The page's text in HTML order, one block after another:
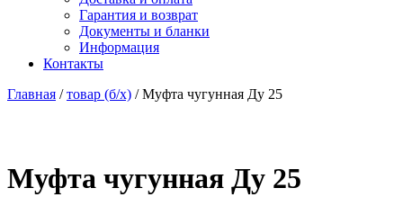
Гарантия и возврат
Документы и бланки
Информация
Контакты
Главная /товар (б/х) / Муфта чугунная Ду 25
Муфта чугунная Ду 25